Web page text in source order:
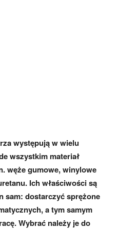
występują w wielu
wszystkim materiał
węże gumowe, winylowe
Ich właściwości są
sam: dostarczyć sprężone
a tym samym
Wybrać należy je do